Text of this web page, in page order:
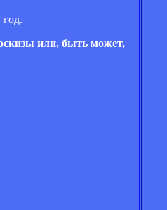
или, быть может,